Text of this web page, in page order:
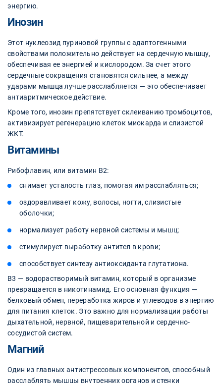
энергию.
Инозин
Этот нуклеозид пуриновой группы с адаптогенными
свойствами положительно действует на сердечную мышцу,
обеспечивая ее энергией и кислородом. За счет этого
сердечные сокращения становятся сильнее, а между
ударами мышца лучше расслабляется — это обеспечивает
антиаритмическое действие.
Кроме того, инозин препятствует склеиванию тромбоцитов,
активизирует регенерацию клеток миокарда и слизистой
ЖКТ.
Витамины
Рибофлавин, или витамин В2:
снимает усталость глаз, помогая им расслабляться;
оздоравливает кожу, волосы, ногти, слизистые
оболочки;
нормализует работу нервной системы и мышц;
стимулирует выработку антител в крови;
способствует синтезу антиоксиданта глутатиона.
В3 — водорастворимый витамин, который в организме
превращается в никотинамид. Его основная функция —
белковый обмен, переработка жиров и углеводов в энергию
для питания клеток. Это важно для нормализации работы
дыхательной, нервной, пищеварительной и сердечно-
сосудистой систем.
Магний
Один из главных антистрессовых компонентов, способный
расслаблять мышцы внутренних органов и стенки